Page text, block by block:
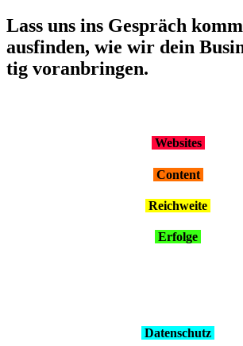
Lass uns ins Gespräch
aus­fin­den, wie wir dein
tig vor­an­brin­gen.
Web­sites
Con­tent
Reich­wei­te
Erfol­ge
Daten­schutz